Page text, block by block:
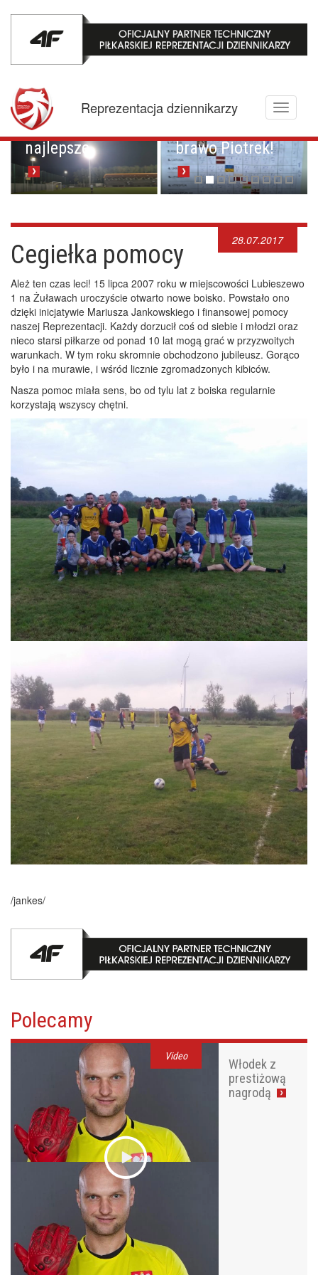
Toggle
Reprezentacja dziennikarzy
Mistrzowskie
karne z
Pucharowa
przygoda trwa w
najlepsze
Brawo Lenkija,
brawo Piotrek!
28.07.2017
Cegiełka pomocy
Ależ ten czas leci! 15 lipca 2007 roku w miejscowości Lubieszewo
1 na Żuławach uroczyście otwarto nowe boisko. Powstało ono
dzięki inicjatywie Mariusza Jankowskiego i finansowej pomocy
naszej Reprezentacji. Każdy dorzucił coś od siebie i młodzi oraz
nieco starsi piłkarze od ponad 10 lat mogą grać w przyzwoitych
warunkach. W tym roku skromnie obchodzono jubileusz. Gorąco
było i na murawie, i wśród licznie zgromadzonych kibiców.
Nasza pomoc miała sens, bo od tylu lat z boiska regularnie
korzystają wszyscy chętni.
/jankes/
Polecamy
Video
Włodek z
prestiżową
nagrodą